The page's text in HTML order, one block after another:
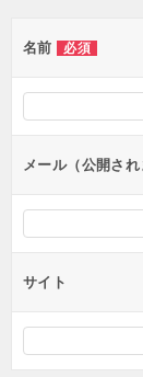
名前 必須
メール（公開され
サイト